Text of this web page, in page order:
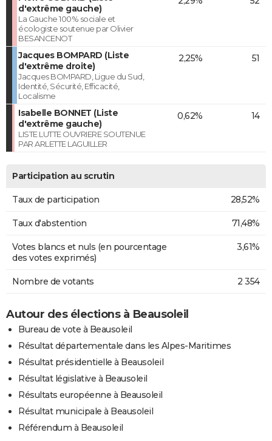
d'extrême gauche)
La Gauche 100% sociale et
écologiste soutenue par Olivier
BESANCENOT
Jacques BOMPARD (Liste
d'extrême droite)
Jacques BOMPARD, Ligue du Sud,
Identité, Sécurité, Efficacité,
Localisme
2,25% 51
Isabelle BONNET (Liste
d'extrême gauche)
LISTE LUTTE OUVRIERE SOUTENUE
PAR ARLETTE LAGUILLER
0,62% 14
Participation au scrutin
Taux de participation 28,52%
Taux d'abstention 71,48%
Votes blancs et nuls (en pourcentage
des votes exprimés)
3,61%
Nombre de votants 2 354
Autour des élections à Beausoleil
Bureau de vote à Beausoleil
Résultat départementale dans les Alpes-Maritimes
Résultat présidentielle à Beausoleil
Résultat législative à Beausoleil
Résultats européenne à Beausoleil
Résultat municipale à Beausoleil
Référendum à Beausoleil